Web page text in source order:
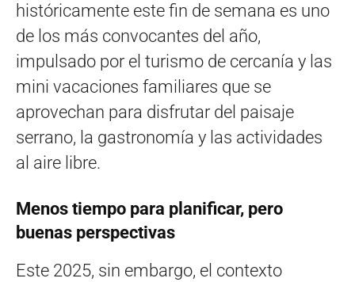
históricamente este fin de semana es uno
de los más convocantes del año,
impulsado por el turismo de cercanía y las
mini vacaciones familiares que se
aprovechan para disfrutar del paisaje
serrano, la gastronomía y las actividades
al aire libre.
Menos tiempo para planificar, pero
buenas perspectivas
Este 2025, sin embargo, el contexto